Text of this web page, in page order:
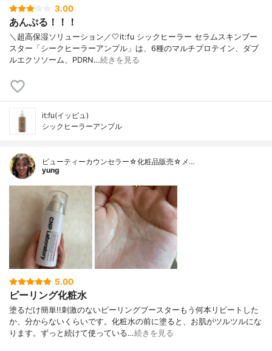
3.00
あんぷる！！！
＼超高保湿ソリューション／🤍it:fu シックヒーラー セラムスキンブー
スター「シークヒーラーアンプル」は、6種のマルチプロテイン、ダブ
ルエクソソーム、PDRN…続きを見る
it:fu(イッピュ)
シックヒーラーアンプル
ビューティーカウンセラー☆化粧品販売☆メ…
yung
5.00
ピーリング化粧水
塗るだけ簡単!!刺激のないピーリングブースターもう何本リピートした
か、分からないくらいです。化粧水の前に塗ると、お肌がツルツルにな
ります。ずっと続けて使っている…続きを見る